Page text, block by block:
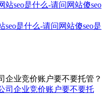
seo是什么-请问网站傻seo是
企业竞价账户要不要托管？